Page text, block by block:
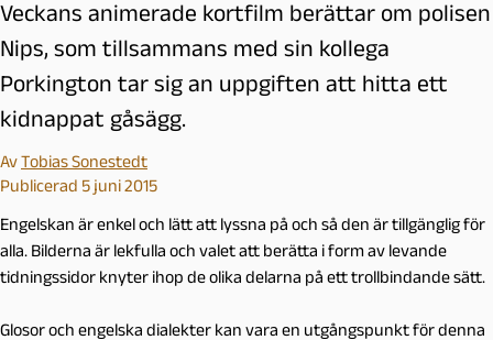
Veckans animerade kortfilm berättar om polisen
Nips, som tillsammans med sin kollega
Porkington tar sig an uppgiften att hitta ett
kidnappat gåsägg.
AvTobias Sonestedt
Publicerad 5 juni 2015
Engelskan är enkel och lätt att lyssna på och så den är tillgänglig för
alla. Bilderna är lekfulla och valet att berätta i form av levande
tidningssidor knyter ihop de olika delarna på ett trollbindande sätt.
Glosor och engelska dialekter kan vara en utgångspunkt för denna